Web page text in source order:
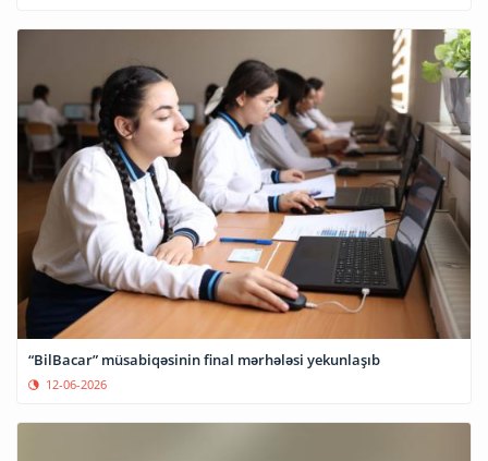
“BilBacar” müsabiqəsinin final mərhələsi yekunlaşıb
12-06-2026